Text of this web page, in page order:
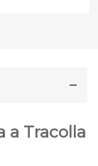
a Tracolla